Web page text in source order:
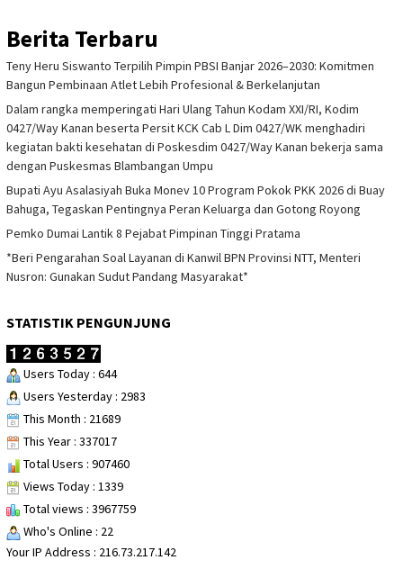
Berita Terbaru
Teny Heru Siswanto Terpilih Pimpin PBSI Banjar 2026–2030: Komitmen
Bangun Pembinaan Atlet Lebih Profesional & Berkelanjutan
Dalam rangka memperingati Hari Ulang Tahun Kodam XXI/RI, Kodim
0427/Way Kanan beserta Persit KCK Cab L Dim 0427/WK menghadiri
kegiatan bakti kesehatan di Poskesdim 0427/Way Kanan bekerja sama
dengan Puskesmas Blambangan Umpu
Bupati Ayu Asalasiyah Buka Monev 10 Program Pokok PKK 2026 di Buay
Bahuga, Tegaskan Pentingnya Peran Keluarga dan Gotong Royong
Pemko Dumai Lantik 8 Pejabat Pimpinan Tinggi Pratama
*Beri Pengarahan Soal Layanan di Kanwil BPN Provinsi NTT, Menteri
Nusron: Gunakan Sudut Pandang Masyarakat*
STATISTIK PENGUNJUNG
Users Today : 644
Users Yesterday : 2983
This Month : 21689
This Year : 337017
Total Users : 907460
Views Today : 1339
Total views : 3967759
Who's Online : 22
Your IP Address : 216.73.217.142